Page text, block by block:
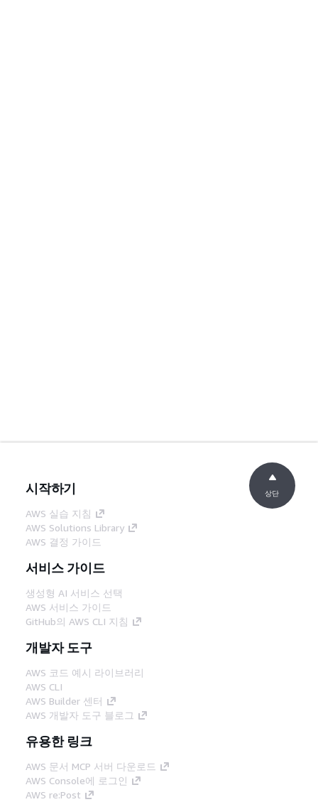
시작하기
AWS 실습 지침
AWS Solutions Library
AWS 결정 가이드
서비스 가이드
생성형 AI 서비스 선택
AWS 서비스 가이드
GitHub의 AWS CLI 지침
개발자 도구
AWS 코드 예시 라이브러리
AWS CLI
AWS Builder 센터
AWS 개발자 도구 블로그
유용한 링크
AWS 문서 MCP 서버 다운로드
AWS Console에 로그인
AWS re:Post
상단